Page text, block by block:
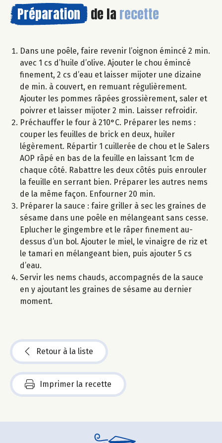
Préparation de la recette
Dans une poêle, faire revenir l’oignon émincé 2 min.
avec 1 cs d’huile d’olive. Ajouter le chou émincé
finement, 2 cs d’eau et laisser mijoter une dizaine
de min. à couvert, en remuant régulièrement.
Ajouter les pommes râpées grossièrement, saler et
poivrer et laisser mijoter 2 min. Laisser refroidir.
Préchauffer le four à 210°C. Préparer les nems :
couper les feuilles de brick en deux, huiler
légèrement. Répartir 1 cuillerée de chou et le Salers
AOP râpé en bas de la feuille en laissant 1cm de
chaque côté. Rabattre les deux côtés puis enrouler
la feuille en serrant bien. Préparer les autres nems
de la même façon. Enfourner 20 min.
Préparer la sauce : faire griller à sec les graines de
sésame dans une poêle en mélangeant sans cesse.
Eplucher le gingembre et le râper finement au-
dessus d’un bol. Ajouter le miel, le vinaigre de riz et
le tamari en mélangeant bien, puis ajouter 5 cs
d’eau.
Servir les nems chauds, accompagnés de la sauce
en y ajoutant les graines de sésame au dernier
moment.
Retour à la liste
Imprimer la recette